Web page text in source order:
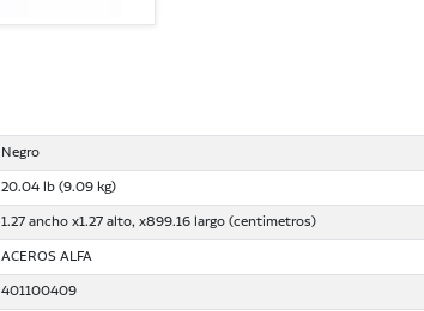
Negro
20.04 lb (9.09 kg)
1.27 ancho x1.27 alto, x899.16 largo (centimetros)
ACEROS ALFA
401100409